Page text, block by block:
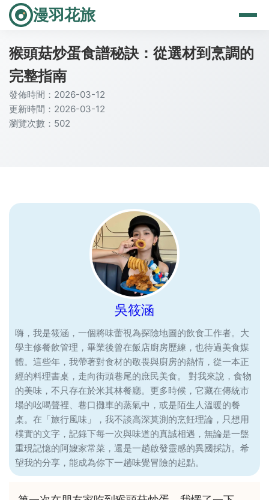
漫羽花旅
猴頭菇炒蛋食譜秘訣：從選材到烹調的
完整指南
發佈時間：2026-03-12
更新時間：2026-03-12
瀏覽次數：502
吳筱涵
嗨，我是筱涵，一個將味蕾視為探險地圖的飲食工作者。大
學主修餐飲管理，畢業後曾在飯店廚房歷練，也待過美食媒
體。這些年，我帶著對食材的敬畏與廚房的熱情，從一本正
經的料理書桌，走向街頭巷尾的庶民美食。 對我來說，食物
的美味，不只存在於米其林餐廳。更多時候，它藏在傳統市
場的吆喝聲裡、巷口攤車的蒸氣中，或是陌生人溫暖的餐
桌。在「旅行風味」，我不談高深莫測的烹飪理論，只想用
樸實的文字，記錄下每一次與味道的真誠相遇，無論是一盤
重現記憶的阿嬤家常菜，還是一趟啟發靈感的異國採訪。希
望我的分享，能成為你下一趟味覺冒險的起點。